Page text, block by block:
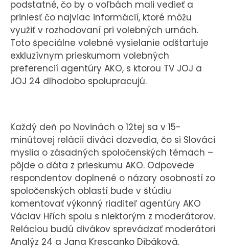
podstatné, čo by o voľbách mali vedieť a
priniesť čo najviac informácií, ktoré môžu
využiť v rozhodovaní pri volebných urnách.
Toto špeciálne volebné vysielanie odštartuje
exkluzívnym prieskumom volebných
preferencií agentúry AKO, s ktorou TV JOJ a
JOJ 24 dlhodobo spolupracujú.
Každý deň po Novinách o 12tej sa v 15-
minútovej relácii diváci dozvedia, čo si Slováci
myslia o zásadných spoločenských témach –
pôjde o dáta z prieskumu AKO. Odpovede
respondentov doplnené o názory osobností zo
spoločenských oblastí bude v štúdiu
komentovať výkonný riaditeľ agentúry AKO
Václav Hřích spolu s niektorým z moderátorov.
Reláciou budú divákov sprevádzať moderátori
Analýz 24 a Jana Krescanko Dibáková.